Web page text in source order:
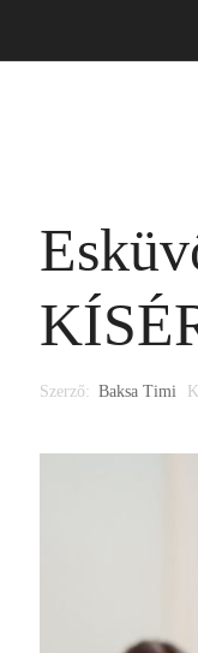
Szerző: Baksa Timi